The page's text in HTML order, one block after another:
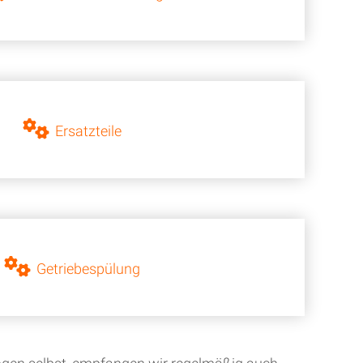
Ersatzteile
Getriebespülung